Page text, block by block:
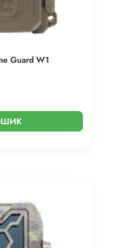
Guard W1